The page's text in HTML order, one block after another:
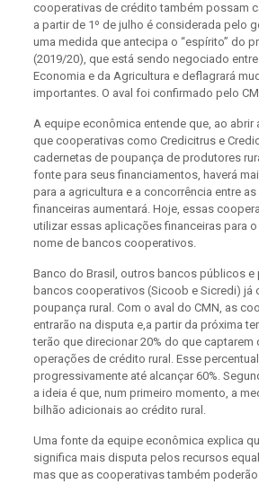
cooperativas de crédito também possam
a partir de 1º de julho é considerada pelo
uma medida que antecipa o “espírito” do
(2019/20), que está sendo negociado
Economia e da Agricultura e deflagrará
importantes. O aval foi confirmado pelo
A equipe econômica entende que, ao
que cooperativas como Credicitrus e
cadernetas de poupança de produtores
fonte para seus financiamentos, haverá
para a agricultura e a concorrência entre
financeiras aumentará. Hoje, essas
utilizar essas aplicações financeiras para
nome de bancos cooperativos.
Banco do Brasil, outros bancos públicos e
bancos cooperativos (Sicoob e Sicredi) já
poupança rural. Com o aval do CMN, as
entrarão na disputa e,a partir da próxima
terão que direcionar 20% do que captarem
operações de crédito rural. Esse
progressivamente até alcançar 60%.
a ideia é que, num primeiro momento, a
bilhão adicionais ao crédito rural.
Uma fonte da equipe econômica explica
significa mais disputa pelos recursos
mas que as cooperativas também